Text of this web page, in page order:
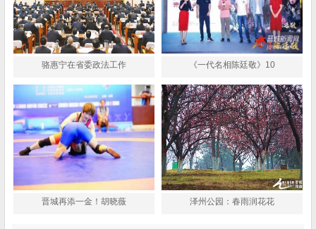
骆惠宁在省委政法工作 《一代名相陈廷敬》10
晋城再添一金！胡晓薇 泽州公园：春雨润花花